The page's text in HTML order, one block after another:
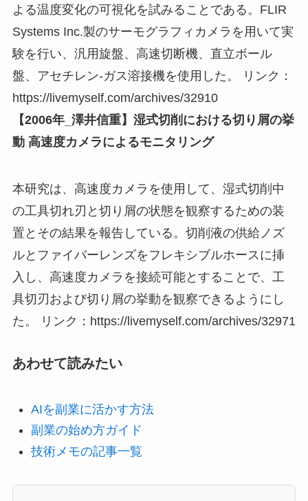
よる温度変化の可視化を試みることである。FLIR
Systems Inc.製のサーモグラフィカメラを用いて実
験を行い、汎用旋盤、高速切断機、直立ボール
盤、アセチレン-ガス溶接機を使用した。 リンク：
https://livemyself.com/archives/32910
【2006年_澤井信重】湿式切削における切り屑の挙
動 高速度カメラによるモニタリング
本研究は、高速度カメラを使用して、湿式切削中
の工具切れ刃と切り屑の状態を観察するための装
置とその結果を報告している。切削液の供給ノズ
ルとファイバーレンズをフレキシブルホースに挿
入し、高速度カメラを接続可能とすることで、工
具切刃および切り屑の挙動を観察できるようにし
た。 リンク：https://livemyself.com/archives/32971
あわせて読みたい
AIを副業に活かす方法
副業の始め方ガイド
技術メモの記事一覧